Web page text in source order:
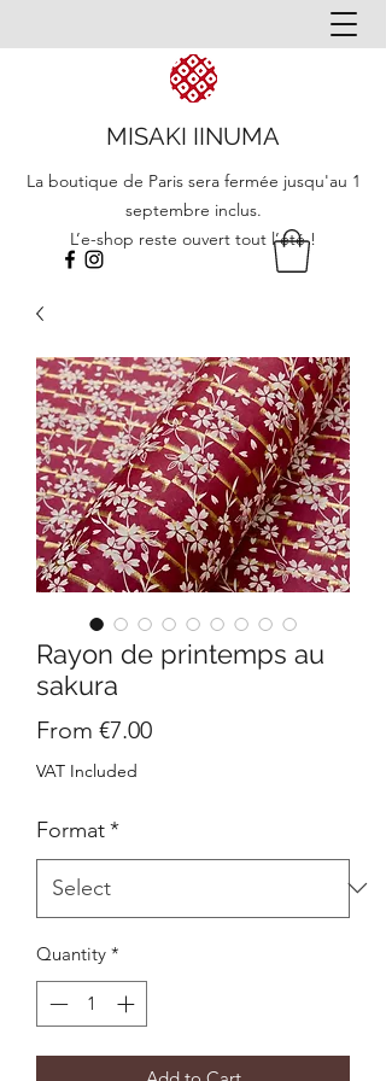
MISAKI IINUMA
La boutique de Paris sera fermée jusqu'au 1
septembre inclus.
L’e-shop reste ouvert tout l’été !
Rayon de printemps au
sakura
From €7.00Sale
VAT Included
Format*
Quantity *